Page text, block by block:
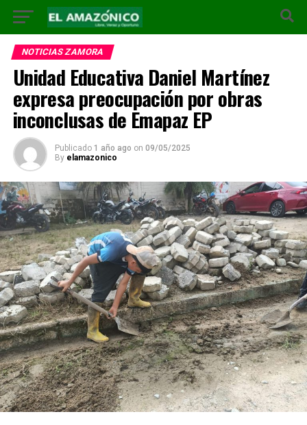
NOTICIAS ZAMORA
Unidad Educativa Daniel Martínez
expresa preocupación por obras
inconclusas de Emapaz EP
Publicado 1 año ago on 09/05/2025
By elamazonico